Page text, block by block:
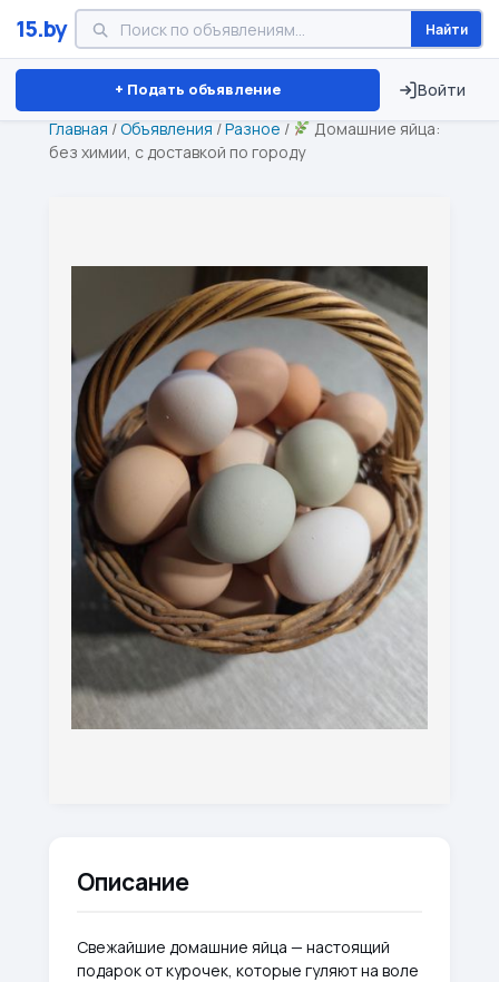
15.by Найти
+ Подать объявление Войти
Минск Витебск Брест ⏱ ТОЛЬКО 15 ДНЕЙ
Главная /Объявления /Разное /
Домашние яйца:
без химии, с доставкой по городу
Описание
Свежайшие домашние яйца — настоящий
подарок от курочек, которые гуляют на воле